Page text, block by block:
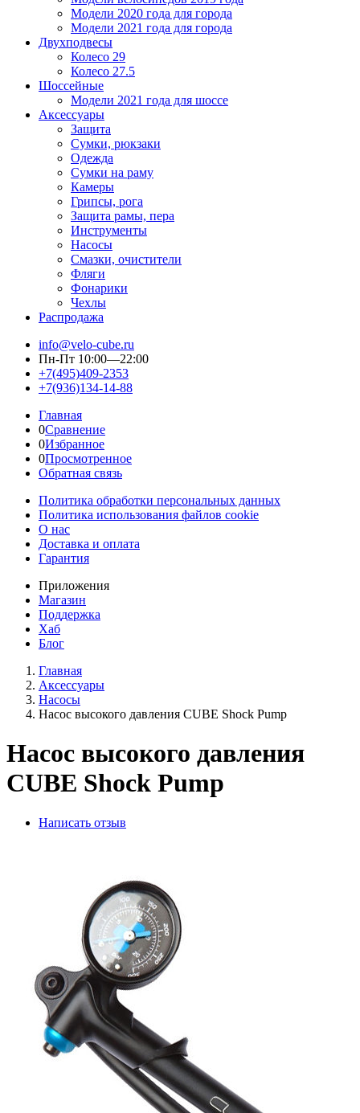
Модели 2020 года для города
Модели 2021 года для города
Двухподвесы
Колесо 29
Колесо 27.5
Шоссейные
Модели 2021 года для шоссе
Аксессуары
Защита
Сумки, рюкзаки
Одежда
Сумки на раму
Камеры
Грипсы, рога
Защита рамы, пера
Инструменты
Насосы
Смазки, очистители
Фляги
Фонарики
Чехлы
Распродажа
info@velo-cube.ru
Пн-Пт 10:00—22:00
+7(495)409-2353
+7(936)134-14-88
Главная
0Сравнение
0Избранное
0Просмотренное
Обратная связь
Политика обработки персональных данных
Политика использования файлов cookie
О нас
Доставка и оплата
Гарантия
Приложения
Магазин
Поддержка
Хаб
Блог
Главная
Аксессуары
Насосы
Насос высокого давления CUBE Shock Pump
Насос высокого давления
CUBE Shock Pump
Написать отзыв